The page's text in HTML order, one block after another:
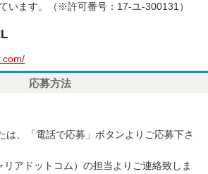
います。（※許可番号：17-ユ-300131）
応募方法
は、「電話で応募」ボタンよりご応募下さ
アドットコム）の担当よりご連絡致しま